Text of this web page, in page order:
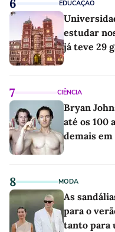
6 EDUCAÇÃO
estudar
já teve 29
7 CIÊNCIA
Bryan
até os 100
demais em
8 MODA
As
para o
tanto para